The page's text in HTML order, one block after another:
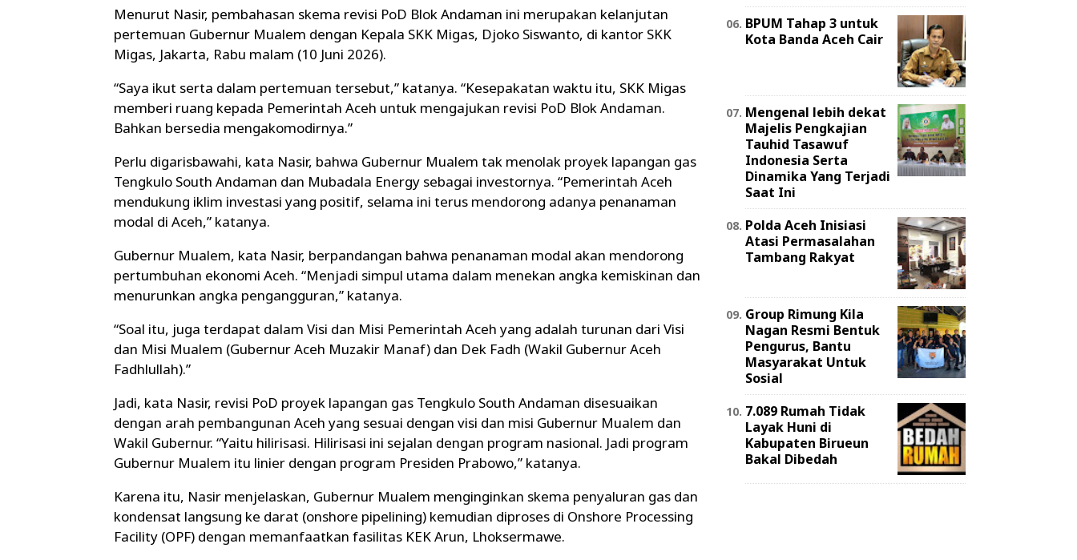
Menurut Nasir, pembahasan skema revisi PoD Blok Andaman ini merupakan kelanjutan
pertemuan Gubernur Mualem dengan Kepala SKK Migas, Djoko Siswanto, di kantor SKK
Migas, Jakarta, Rabu malam (10 Juni 2026).
“Saya ikut serta dalam pertemuan tersebut,” katanya. “Kesepakatan waktu itu, SKK Migas
memberi ruang kepada Pemerintah Aceh untuk mengajukan revisi PoD Blok Andaman.
Bahkan bersedia mengakomodirnya.”
Perlu digarisbawahi, kata Nasir, bahwa Gubernur Mualem tak menolak proyek lapangan gas
Tengkulo South Andaman dan Mubadala Energy sebagai investornya. “Pemerintah Aceh
mendukung iklim investasi yang positif, selama ini terus mendorong adanya penanaman
modal di Aceh,” katanya.
Gubernur Mualem, kata Nasir, berpandangan bahwa penanaman modal akan mendorong
pertumbuhan ekonomi Aceh. “Menjadi simpul utama dalam menekan angka kemiskinan dan
menurunkan angka pengangguran,” katanya.
“Soal itu, juga terdapat dalam Visi dan Misi Pemerintah Aceh yang adalah turunan dari Visi
dan Misi Mualem (Gubernur Aceh Muzakir Manaf) dan Dek Fadh (Wakil Gubernur Aceh
Fadhlullah).”
Jadi, kata Nasir, revisi PoD proyek lapangan gas Tengkulo South Andaman disesuaikan
dengan arah pembangunan Aceh yang sesuai dengan visi dan misi Gubernur Mualem dan
Wakil Gubernur. “Yaitu hilirisasi. Hilirisasi ini sejalan dengan program nasional. Jadi program
Gubernur Mualem itu linier dengan program Presiden Prabowo,” katanya.
Karena itu, Nasir menjelaskan, Gubernur Mualem menginginkan skema penyaluran gas dan
kondensat langsung ke darat (onshore pipelining) kemudian diproses di Onshore Processing
Facility (OPF) dengan memanfaatkan fasilitas KEK Arun, Lhoksermawe.
BPUM Tahap 3 untuk
Kota Banda Aceh Cair
Mengenal lebih dekat
Majelis Pengkajian
Tauhid Tasawuf
Indonesia Serta
Dinamika Yang Terjadi
Saat Ini
Polda Aceh Inisiasi
Atasi Permasalahan
Tambang Rakyat
Group Rimung Kila
Nagan Resmi Bentuk
Pengurus, Bantu
Masyarakat Untuk
Sosial
7.089 Rumah Tidak
Layak Huni di
Kabupaten Birueun
Bakal Dibedah